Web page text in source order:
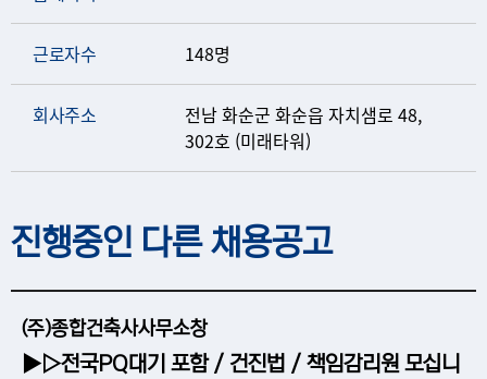
근로자수 148명
회사주소
전남 화순군 화순읍 자치샘로 48,
302호 (미래타워)
진행중인 다른 채용공고
(주)종합건축사사무소창
▶▷전국PQ대기 포함 / 건진법 / 책임감리원 모십니